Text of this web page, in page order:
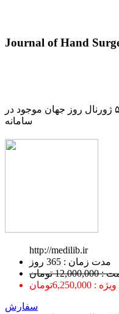
Journal of Hand
دسترسی یکساله به بیش از ۵۰۰ ژورنال روز جهان موجود در
سامانه
http://medilib.ir
ﻣﺪﺕ ﺯﻣﺎﻥ : 365 ﺭﻭﺯ
تومان
سفارش